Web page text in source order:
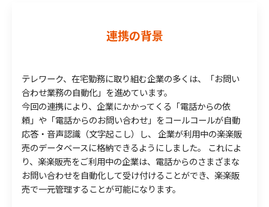
連携の背景
テレワーク、在宅勤務に取り組む企業の多くは、「お問い
合わせ業務の自動化」を進めています。
今回の連携により、企業にかかってくる「電話からの依
頼」や「電話からのお問い合わせ」をコールコールが自動
応答・音声認識（文字起こし）し、 企業が利用中の楽楽販
売のデータベースに格納できるようにしました。 これによ
り、楽楽販売をご利用中の企業は、電話からのさまざまな
お問い合わせを自動化して受け付けることができ、楽楽販
売で一元管理することが可能になります。